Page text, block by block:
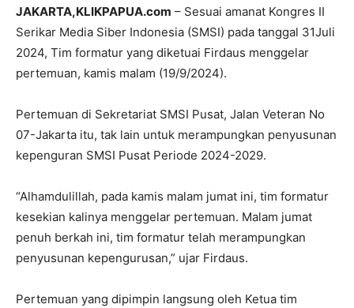
JAKARTA,KLIKPAPUA.com – Sesuai amanat Kongres II
Serikar Media Siber Indonesia (SMSI) pada tanggal 31Juli
2024, Tim formatur yang diketuai Firdaus menggelar
pertemuan, kamis malam (19/9/2024).
Pertemuan di Sekretariat SMSI Pusat, Jalan Veteran No
07-Jakarta itu, tak lain untuk merampungkan penyusunan
kepenguran SMSI Pusat Periode 2024-2029.
“Alhamdulillah, pada kamis malam jumat ini, tim formatur
kesekian kalinya menggelar pertemuan. Malam jumat
penuh berkah ini, tim formatur telah merampungkan
penyusunan kepengurusan,” ujar Firdaus.
Pertemuan yang dipimpin langsung oleh Ketua tim